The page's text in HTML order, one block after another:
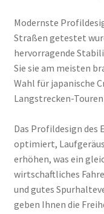
Modernste
Straßen getestet
hervorragende
Sie sie am meisten
Wahl für japanische
Langstrecken-
Das Profildesign des
optimiert,
erhöhen, was ein
wirtschaftliches
und gutes
geben Ihnen die